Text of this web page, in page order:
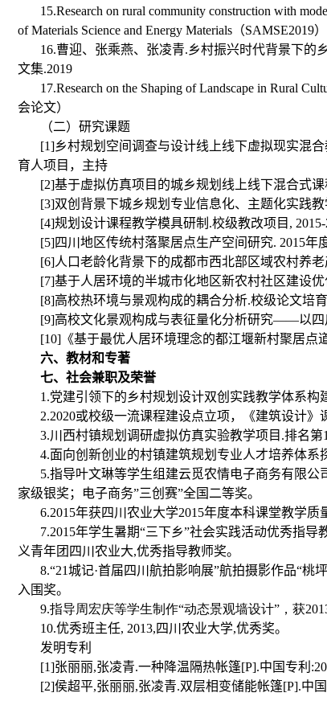
15.Research on rural community construction with
of Materials Science and Energy Materials（SAMSE2019
16.曹迎、张乘燕、张凌青.乡村振兴时代背景下的
文集.2019
17.Research on the Shaping of Landscape in Rural
会论文）
（二）研究课题
[1]乡村规划空间调查与设计线上线下虚拟现实混
育人项目，主持
[2]基于虚拟仿真项目的城乡规划线上线下混合式
[3]双创背景下城乡规划专业信息化、主题化实践
[4]规划设计课程教学模具研制.校级教改项目,
[5]四川地区传统村落聚居点生产空间研究. 2015年
[6]人口老龄化背景下的成都市西北部区域农村养
[7]基于人居环境的半城市化地区新农村社区建设
[8]高校热环境与景观构成的耦合分析.校级论文培
[9]高校文化景观构成与表征量化分析研究——以四
[10]《基于最优人居环境理念的都江堰新村聚居点
六、教材和专著
七、社会兼职及荣誉
1.党建引领下的乡村规划设计双创实践教学体系构
2.2020或校级一流课程建设点立项，《建筑设计》
3.川西村镇规划调研虚拟仿真实验教学项目.排名
4.面向创新创业的村镇建筑规划专业人才培养体系
5.指导叶文琳等学生组建云觅农情电子商务有限
家级银奖；电子商务”三创赛”全国二等奖。
6.2015年获四川农业大学2015年度本科课堂教学质
7.2015年学生暑期“三下乡”社会实践活动优秀指
义青年团四川农业大,优秀指导教师奖。
8.“21城记·首届四川航拍影响展”航拍摄影作品“
入围奖。
9.指导周宏庆等学生制作“动态景观墙设计”，获
10.优秀班主任, 2013,四川农业大学,优秀奖。
发明专利
[1]张丽丽,张凌青.一种降温隔热帐篷[P].中国专利
[2]侯超平,张丽丽,张凌青.双层相变储能帐篷[P].中国